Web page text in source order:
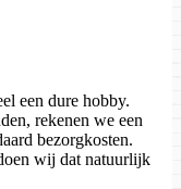
een dure hobby.
rekenen we een
bezorgkosten.
wij dat natuurlijk